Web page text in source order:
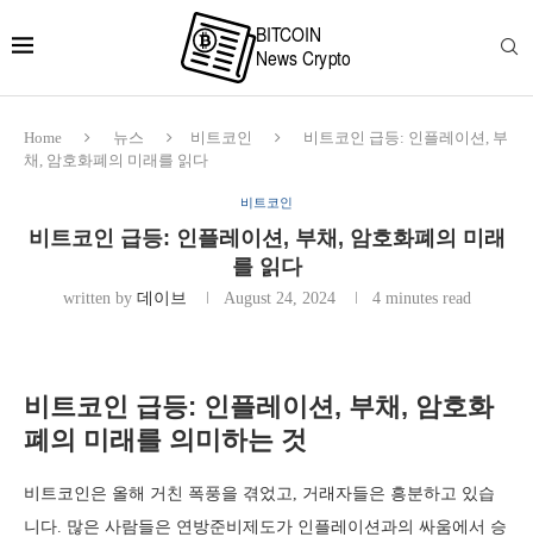
Home 뉴스 비트코인
비트코인 급등: 인플레이션, 부
채, 암호화폐의 미래를 읽다
비트코인
비트코인 급등: 인플레이션, 부채, 암호화폐의 미래
를 읽다
written by 데이브 August 24, 2024 4 minutes read
비트코인 급등: 인플레이션, 부채, 암호화
폐의 미래를 의미하는 것
비트코인은 올해 거친 폭풍을 겪었고, 거래자들은 흥분하고 있습
니다. 많은 사람들은 연방준비제도가 인플레이션과의 싸움에서 승